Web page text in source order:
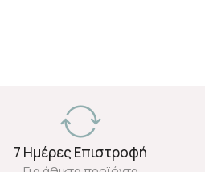
7 Ημέρες Επιστροφή